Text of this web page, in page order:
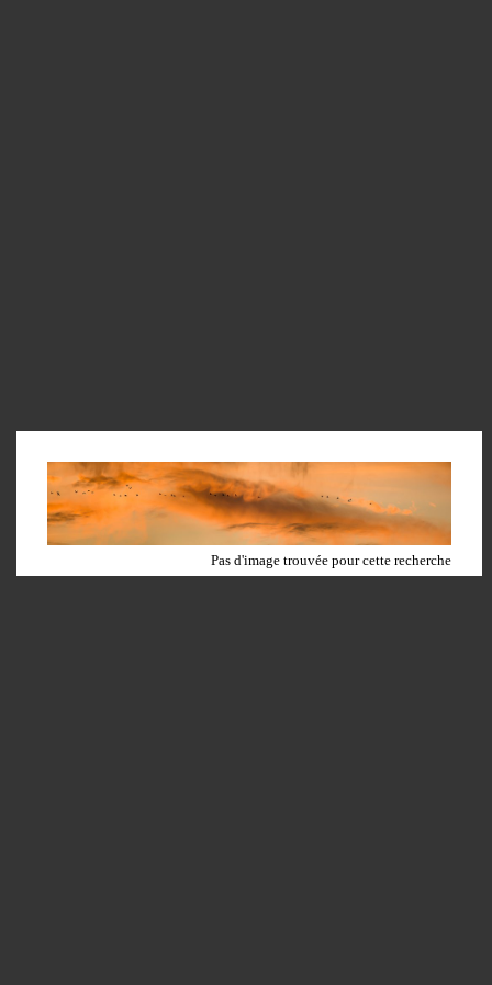
Pas d'image trouvée pour cette recherche